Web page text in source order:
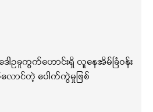
ါဥခူကွက်ဟောင်းရှိ လူနေအိမ်ခြံဝန်း
ာင်တဲ့ ပေါက်ကွဲမှုဖြစ်